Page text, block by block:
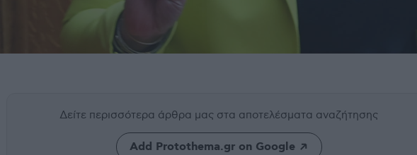
Δείτε περισσότερα άρθρα μας στα αποτελέσματα αναζήτησης
Add Protothema.gr on Google